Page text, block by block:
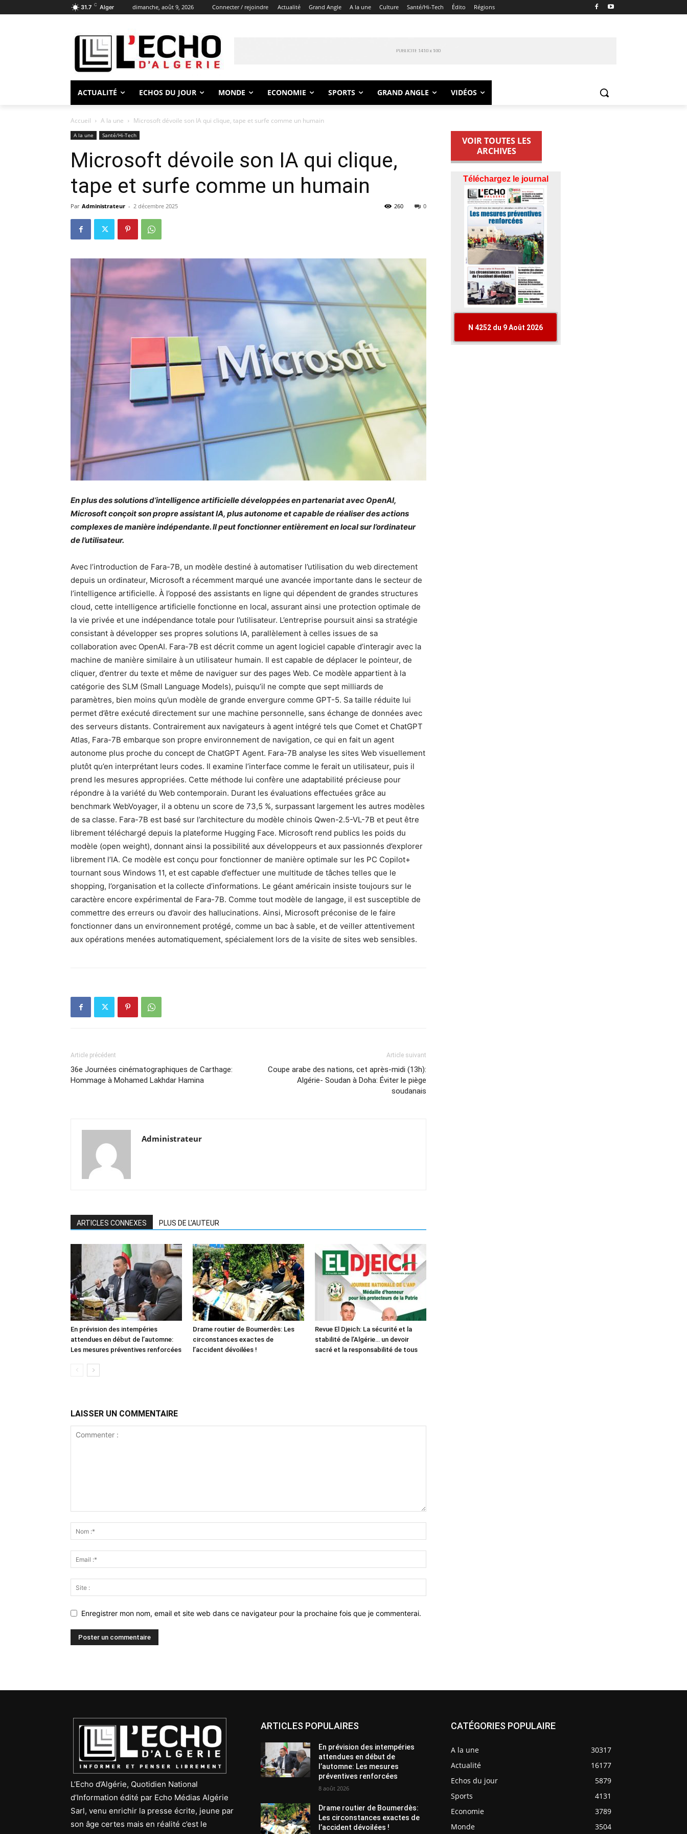
31.7 C Alger dimanche, août 9, 2026 Connecter / rejoindre Actualité Grand Angle A la une Culture Santé/Hi-Tech Édito Régions
ACTUALITÉ ECHOS DU JOUR MONDE ECONOMIE SPORTS GRAND ANGLE VIDÉOS
Accueil A la une Microsoft dévoile son IA qui clique, tape et surfe comme un humain
A la une Santé/Hi-Tech
Microsoft dévoile son IA qui clique,
tape et surfe comme un humain
Par Administrateur - 2 décembre 2025 0
260
En plus des solutions d’intelligence artificielle développées en partenariat avec OpenAI,
Microsoft conçoit son propre assistant IA, plus autonome et capable de réaliser des actions
complexes de manière indépendante. Il peut fonctionner entièrement en local sur l’ordinateur
de l’utilisateur.
Avec l’introduction de Fara-7B, un modèle destiné à automatiser l’utilisation du web directement
depuis un ordinateur, Microsoft a récemment marqué une avancée importante dans le secteur de
l’intelligence artificielle. À l’opposé des assistants en ligne qui dépendent de grandes structures
cloud, cette intelligence artificielle fonctionne en local, assurant ainsi une protection optimale de
la vie privée et une indépendance totale pour l’utilisateur. L’entreprise poursuit ainsi sa stratégie
consistant à développer ses propres solutions IA, parallèlement à celles issues de sa
collaboration avec OpenAI. Fara-7B est décrit comme un agent logiciel capable d’interagir avec la
machine de manière similaire à un utilisateur humain. Il est capable de déplacer le pointeur, de
cliquer, d’entrer du texte et même de naviguer sur des pages Web. Ce modèle appartient à la
catégorie des SLM (Small Language Models), puisqu’il ne compte que sept milliards de
paramètres, bien moins qu’un modèle de grande envergure comme GPT-5. Sa taille réduite lui
permet d’être exécuté directement sur une machine personnelle, sans échange de données avec
des serveurs distants. Contrairement aux navigateurs à agent intégré tels que Comet et ChatGPT
Atlas, Fara-7B embarque son propre environnement de navigation, ce qui en fait un agent
autonome plus proche du concept de ChatGPT Agent. Fara-7B analyse les sites Web visuellement
plutôt qu’en interprétant leurs codes. Il examine l’interface comme le ferait un utilisateur, puis il
prend les mesures appropriées. Cette méthode lui confère une adaptabilité précieuse pour
répondre à la variété du Web contemporain. Durant les évaluations effectuées grâce au
benchmark WebVoyager, il a obtenu un score de 73,5 %, surpassant largement les autres modèles
de sa classe. Fara-7B est basé sur l’architecture du modèle chinois Qwen-2.5-VL-7B et peut être
librement téléchargé depuis la plateforme Hugging Face. Microsoft rend publics les poids du
modèle (open weight), donnant ainsi la possibilité aux développeurs et aux passionnés d’explorer
librement l’IA. Ce modèle est conçu pour fonctionner de manière optimale sur les PC Copilot+
tournant sous Windows 11, et est capable d’effectuer une multitude de tâches telles que le
shopping, l’organisation et la collecte d’informations. Le géant américain insiste toujours sur le
caractère encore expérimental de Fara-7B. Comme tout modèle de langage, il est susceptible de
commettre des erreurs ou d’avoir des hallucinations. Ainsi, Microsoft préconise de le faire
fonctionner dans un environnement protégé, comme un bac à sable, et de veiller attentivement
aux opérations menées automatiquement, spécialement lors de la visite de sites web sensibles.
Article précédent
36e Journées cinématographiques de Carthage:
Hommage à Mohamed Lakhdar Hamina
Article suivant
Coupe arabe des nations, cet après-midi (13h):
Algérie- Soudan à Doha: Éviter le piège
soudanais
Administrateur
ARTICLES CONNEXES PLUS DE L'AUTEUR
En prévision des intempéries
attendues en début de l’automne:
Les mesures préventives renforcées
Drame routier de Boumerdès: Les
circonstances exactes de
l’accident dévoilées !
Revue El Djeich: La sécurité et la
stabilité de l’Algérie… un devoir
sacré et la responsabilité de tous
LAISSER UN COMMENTAIRE
Enregistrer mon nom, email et site web dans ce navigateur pour la prochaine fois que je commenterai.
VOIR TOUTES LES
ARCHIVES
L’Echo d’Algérie, Quotidien National
d’Information édité par Echo Médias Algérie
Sarl, venu enrichir la presse écrite, jeune par
son âge certes mais en réalité c’est le
ARTICLES POPULAIRES
En prévision des intempéries
attendues en début de
l’automne: Les mesures
préventives renforcées
8 août 2026
Drame routier de Boumerdès:
Les circonstances exactes de
l’accident dévoilées !
CATÉGORIES POPULAIRE
A la une
30317
Actualité
16177
Echos du jour
5879
Sports
4131
Economie
3789
Monde
3504